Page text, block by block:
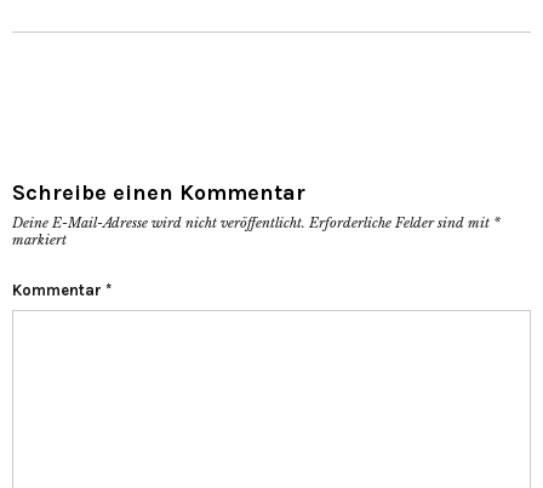
Schreibe einen Kommentar
Deine E-Mail-Adresse wird nicht veröffentlicht. Erforderliche Felder sind mit *
markiert
Kommentar *